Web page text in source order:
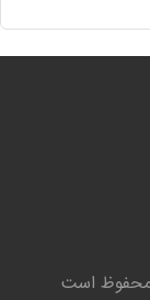
محفوظ است